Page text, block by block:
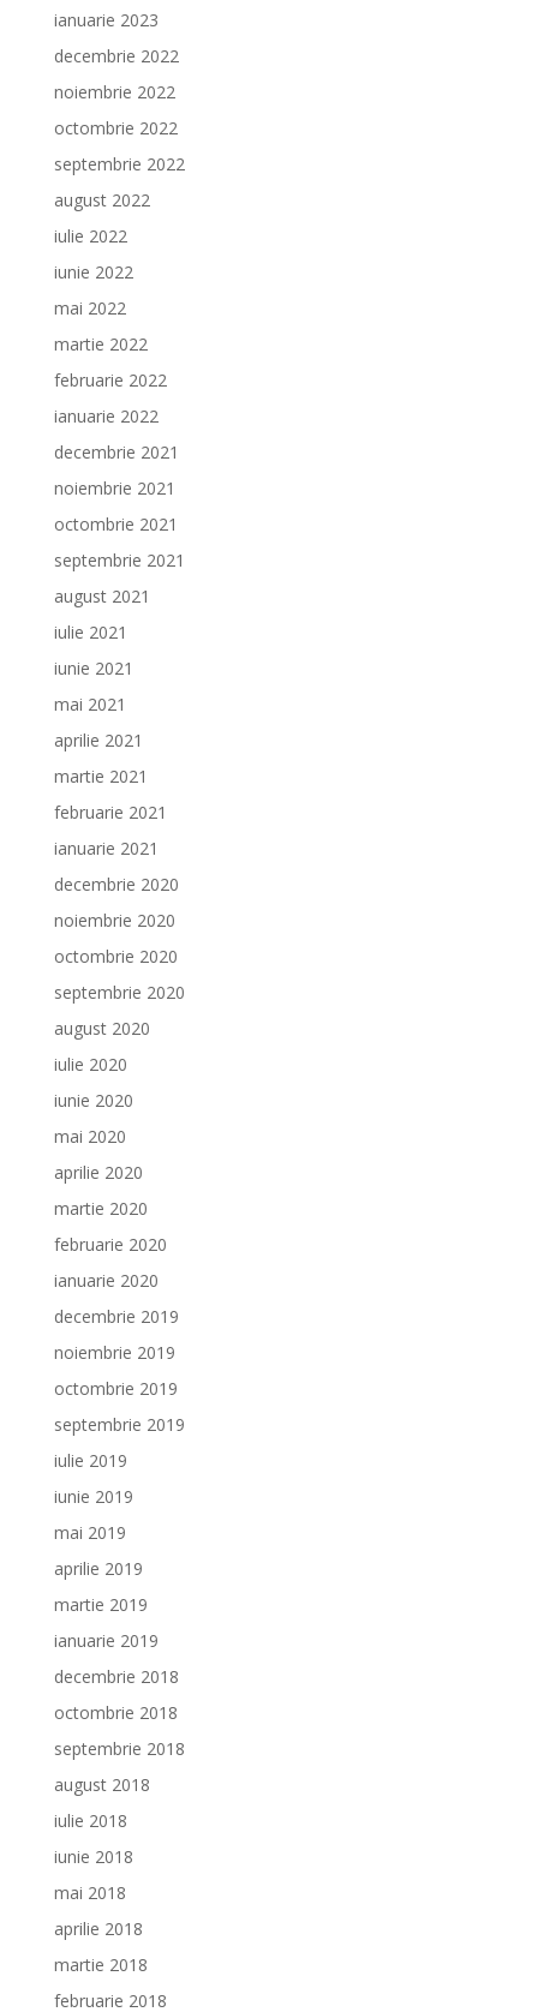
ianuarie 2023
decembrie 2022
noiembrie 2022
octombrie 2022
septembrie 2022
august 2022
iulie 2022
iunie 2022
mai 2022
martie 2022
februarie 2022
ianuarie 2022
decembrie 2021
noiembrie 2021
octombrie 2021
septembrie 2021
august 2021
iulie 2021
iunie 2021
mai 2021
aprilie 2021
martie 2021
februarie 2021
ianuarie 2021
decembrie 2020
noiembrie 2020
octombrie 2020
septembrie 2020
august 2020
iulie 2020
iunie 2020
mai 2020
aprilie 2020
martie 2020
februarie 2020
ianuarie 2020
decembrie 2019
noiembrie 2019
octombrie 2019
septembrie 2019
iulie 2019
iunie 2019
mai 2019
aprilie 2019
martie 2019
ianuarie 2019
decembrie 2018
octombrie 2018
septembrie 2018
august 2018
iulie 2018
iunie 2018
mai 2018
aprilie 2018
martie 2018
februarie 2018